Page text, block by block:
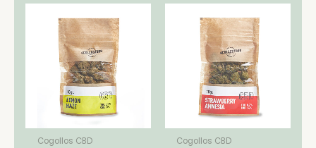
Cogollos CBD Cogollos CBD